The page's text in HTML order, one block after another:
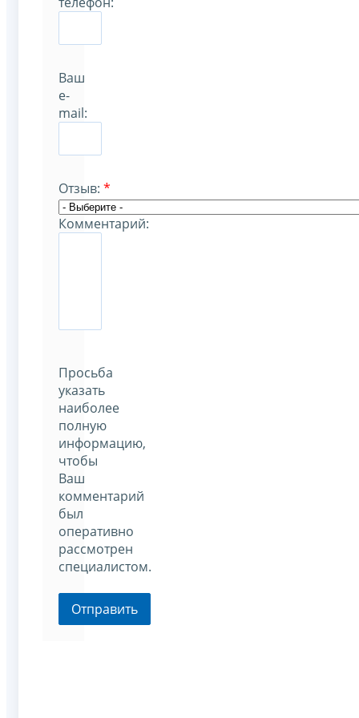
Ваш
e-
mail:
Отзыв: *
Комментарий:
Просьба
указать
наиболее
полную
информацию,
чтобы
Ваш
комментарий
был
оперативно
рассмотрен
специалистом.
Отправить